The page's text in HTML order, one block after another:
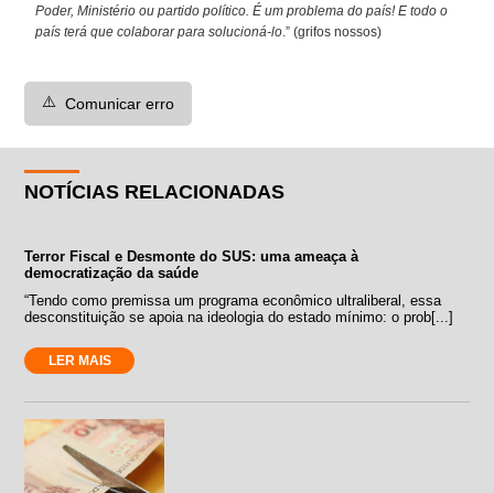
Poder, Ministério ou partido político. É um problema do país! E todo o
país terá que colaborar para solucioná-lo.” (grifos nossos)
⚠️ Comunicar erro
NOTÍCIAS RELACIONADAS
Terror Fiscal e Desmonte do SUS: uma ameaça à
democratização da saúde
“Tendo como premissa um programa econômico ultraliberal, essa
desconstituição se apoia na ideologia do estado mínimo: o prob[...]
LER MAIS